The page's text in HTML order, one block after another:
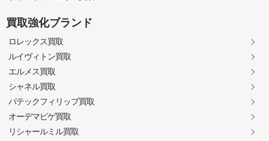
買取強化ブランド
ロレックス買取
ルイヴィトン買取
エルメス買取
シャネル買取
パテックフィリップ買取
オーデマピゲ買取
リシャールミル買取